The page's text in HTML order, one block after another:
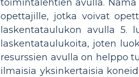
toimintalehtien avulla.
opettajille, jotka voivat
laskentataulukon avulla 5.
laskentataulukoita, joten
resurssien avulla on helppo
ilmaisia ​​yksinkertaisia